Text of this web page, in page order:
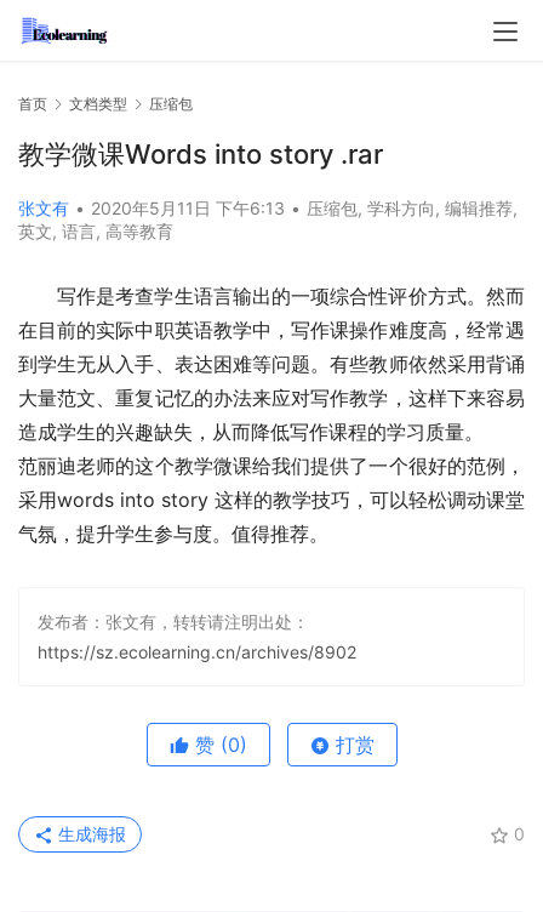
首页 文档类型 压缩包
教学微课Words into story .rar
张文有 • 2020年5月11日 下午6:13 • 压缩包, 学科方向, 编辑推荐,
英文, 语言, 高等教育
写作是考查学生语言输出的一项综合性评价方式。然而
在目前的实际中职英语教学中，写作课操作难度高，经常遇
到学生无从入手、表达困难等问题。有些教师依然采用背诵
大量范文、重复记忆的办法来应对写作教学，这样下来容易
造成学生的兴趣缺失，从而降低写作课程的学习质量。
范丽迪老师的这个教学微课给我们提供了一个很好的范例，
采用words into story 这样的教学技巧，可以轻松调动课堂
气氛，提升学生参与度。值得推荐。
发布者：张文有，转转请注明出处：
https://sz.ecolearning.cn/archives/8902
赞 (0) 打赏
0
生成海报